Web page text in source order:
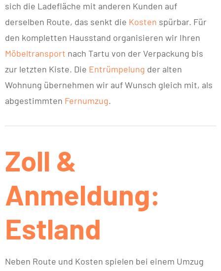
sich die Ladefläche mit anderen Kunden auf
derselben Route, das senkt die Kosten spürbar. Für
den kompletten Hausstand organisieren wir Ihren
Möbeltransport nach Tartu von der Verpackung bis
zur letzten Kiste. Die Entrümpelung der alten
Wohnung übernehmen wir auf Wunsch gleich mit, als
abgestimmten Fernumzug.
Zoll &
Anmeldung:
Estland
Neben Route und Kosten spielen bei einem Umzug